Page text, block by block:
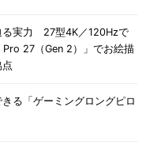
る実力 27型4K／120Hzで
27（Gen 2）」でお絵描
る「ゲーミングロングピロ